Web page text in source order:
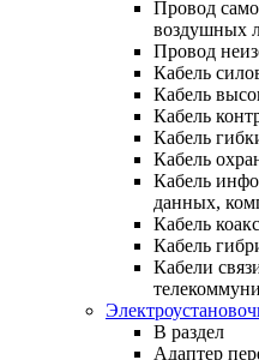
Провод
воздушных
Провод
Кабель
Кабель
Кабель
Кабель
Кабель
Кабель
данных,
Кабель
Кабель
Кабели
В раздел
Адаптер